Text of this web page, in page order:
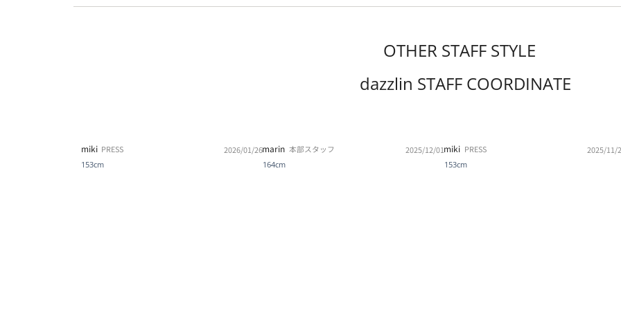
OTHER STAFF STYLE
dazzlin STAFF COORDINATE
miki PRESS 2026/01/26
153cm
marin 本部スタッフ 2025/12/01
164cm
miki PRESS 2025/11/
153cm